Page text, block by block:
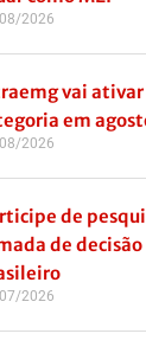
2026
vai
em
2026
de
de
2026